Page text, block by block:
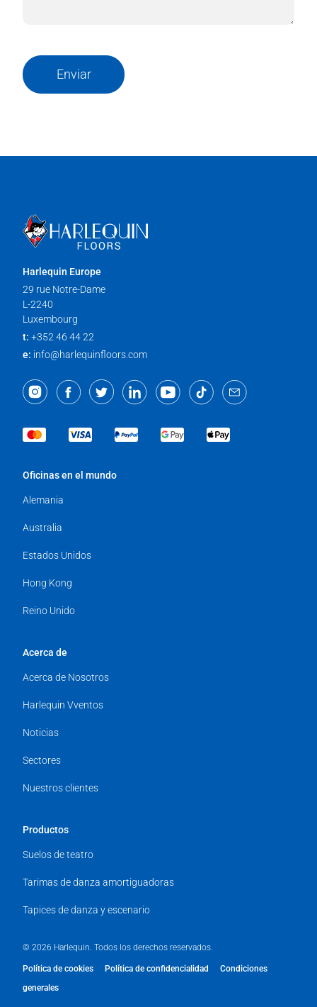
Enviar
Harlequin Europe
29 rue Notre-Dame
L-2240
Luxembourg
t: +352 46 44 22
e: info@harlequinfloors.com
Oficinas en el mundo
Alemania
Australia
Estados Unidos
Hong Kong
Reino Unido
Acerca de
Acerca de Nosotros
Harlequin Vventos
Noticias
Sectores
Nuestros clientes
Productos
Suelos de teatro
Tarimas de danza amortiguadoras
Tapices de danza y escenario
© 2026 Harlequin. Todos los derechos reservados.
Política de cookies Política de confidencialidad
Condiciones
generales